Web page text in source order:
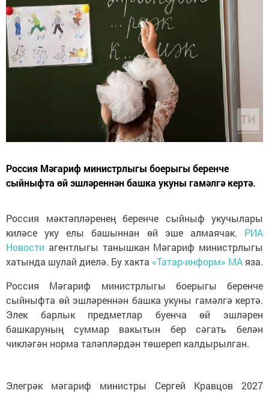
Россия Мәгариф министрлыгы боерыгы беренче
сыйныфта өй эшләреннән башка укуны гамәлгә кертә.
Россия мәктәпләренең беренче сыйныф укучылары
киләсе уку елы башыннан өй эше алмаячак. РИА
Новости агентлыгы танышкан Мәгариф министрлыгы
хатында шулай диелә. Бу хакта «Татар-информ» МА яза.
Россия Мәгариф министрлыгы боерыгы беренче
сыйныфта өй эшләреннән башка укуны гамәлгә кертә.
Элек барлык предметлар буенча өй эшләрен
башкаруның суммар вакытын бер сәгать белән
чикләгән норма таләпләрдән төшереп калдырылган.
Элегрәк мәгариф министры Сергей Кравцов 2027